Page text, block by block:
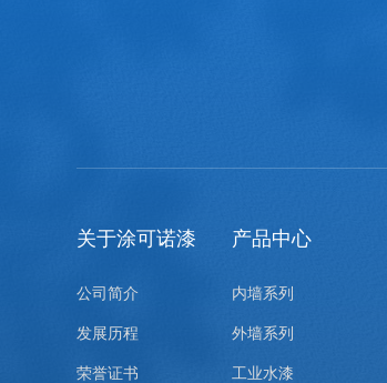
关于涂可诺漆
公司简介
发展历程
荣誉证书
产品中心
内墙系列
外墙系列
工业水漆